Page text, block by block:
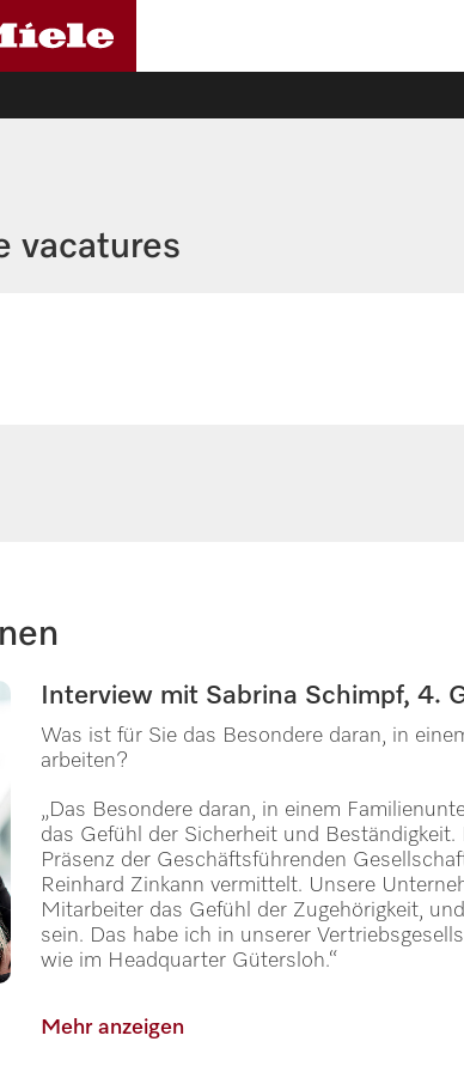
vacatures
Interview mit Sabrina Schimpf, 4.
Was ist für Sie das Besondere daran, in
arbeiten?
„Das Besondere daran, in einem
das Gefühl der Sicherheit und
Präsenz der Geschäftsführenden
Reinhard Zinkann vermittelt. Unsere
Mitarbeiter das Gefühl der Zugehörigkeit,
sein. Das habe ich in unserer
wie im Headquarter Gütersloh.“
Mehr anzeigen